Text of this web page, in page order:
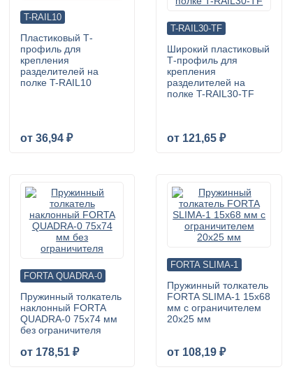
T-RAIL10
Пластиковый Т-
профиль для
крепления
разделителей на
полке T-RAIL10
от 36,94 ₽
T-RAIL30-TF
Широкий пластиковый
Т-профиль для
крепления
разделителей на
полке T-RAIL30-TF
от 121,65 ₽
FORTA QUADRA-0
Пружинный толкатель
наклонный FORTA
QUADRA-0 75х74 мм
без ограничителя
от 178,51 ₽
FORTA SLIMA-1
Пружинный толкатель
FORTA SLIMA-1 15х68
мм с ограничителем
20х25 мм
от 108,19 ₽